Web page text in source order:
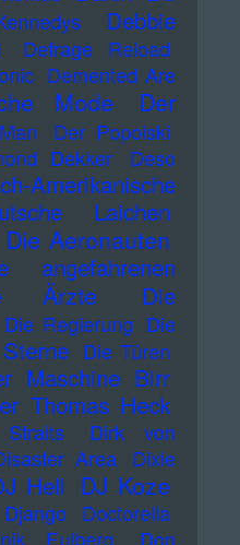
Debbie
Defrage Reload
Demented Are
Mode
Der
Der Popolski
Dekker
Deso
Amerikanische
Laichen
Die Aeronauten
angefahrenen
Ärzte
Die
Die Regierung Die
Die Türen
Maschine Birr
Thomas Heck
Dirk von
Area
Dixie
Hell DJ Koze
Doctorella
Eulberg
Don